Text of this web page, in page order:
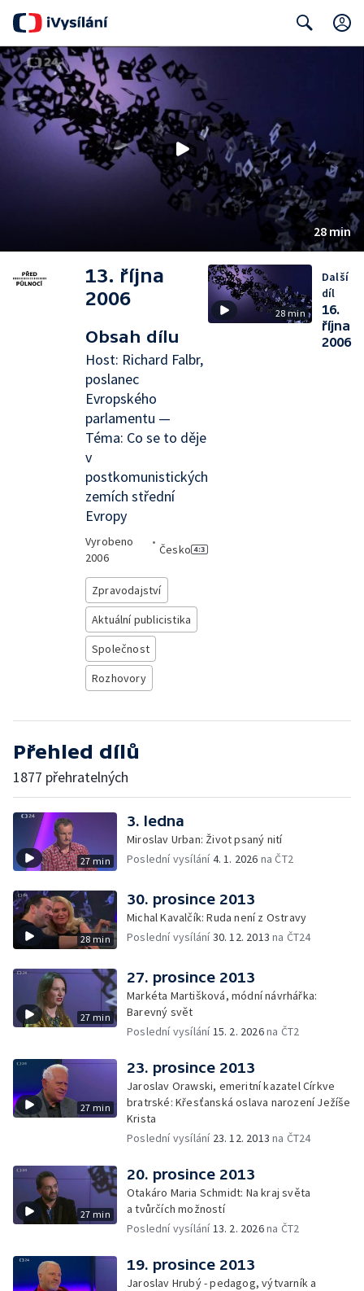
28 min
13. října
2006
Obsah dílu
Host: Richard Falbr,
poslanec
Evropského
parlamentu —
Téma: Co se to děje
v
postkomunistických
zemích střední
Evropy
Vyrobeno
2006
•
Česko
Zpravodajství
Aktuální publicistika
Společnost
Rozhovory
28 min
Další
díl
16.
října
2006
Přehled dílů
1877 přehratelných
27 min
3. ledna
Miroslav Urban: Život psaný nití
Poslední vysílání4. 1. 2026 na ČT2
28 min
30. prosince 2013
Michal Kavalčík: Ruda není z Ostravy
Poslední vysílání30. 12. 2013 na ČT24
27 min
27. prosince 2013
Markéta Martišková, módní návrhářka:
Barevný svět
Poslední vysílání15. 2. 2026na ČT2
27 min
23. prosince 2013
Jaroslav Orawski, emeritní kazatel Církve
bratrské: Křesťanská oslava narození Ježíše
Krista
Poslední vysílání 23. 12. 2013 na ČT24
27 min
20. prosince 2013
Otakáro Maria Schmidt: Na kraj světa
a tvůrčích možností
Poslední vysílání13. 2. 2026na ČT2
19. prosince 2013
Jaroslav Hrubý - pedagog, výtvarník a